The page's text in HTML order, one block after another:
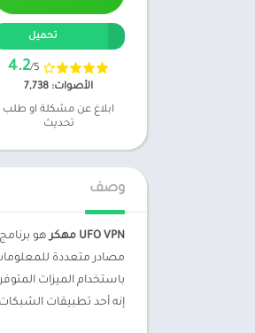
تحميل
4.2/5
الأصوات: 7,738
ابلاغ عن مشكلة او طلب
تحديث
وصف
UFO VPN مهكر
باستخدام الميزات
إنه أحد تطبيقات